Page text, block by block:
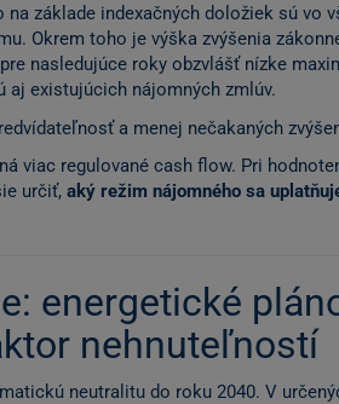
základe indexačných doložiek sú vo
Okrem toho je výška zvýšenia
nasledujúce roky obzvlášť nízke
existujúcich nájomných zmlúv.
a menej nečakaných
viac regulované cash flow. Pri
určiť, aký režim nájomného sa
energetické
nehnuteľností
neutralitu do roku 2040. V